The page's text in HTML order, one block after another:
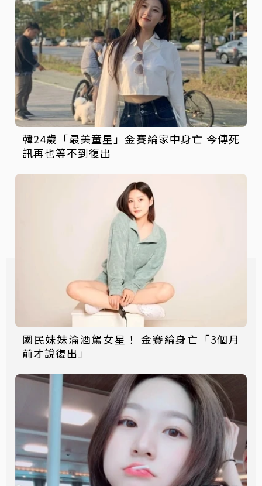
韓24歲「最美童星」金賽綸家中身亡 今傳死
訊再也等不到復出
國民妹妹淪酒駕女星！ 金賽綸身亡「3個月
前才說復出」